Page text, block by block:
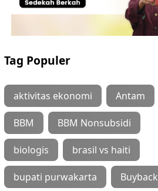
Tag Populer
aktivitas ekonomi Antam
BBM BBM Nonsubsidi
biologis brasil vs haiti
bupati purwakarta Buyback